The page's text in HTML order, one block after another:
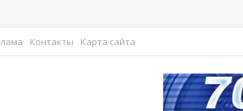
Контакты Карта сайта